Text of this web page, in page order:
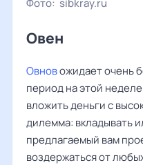
Фото: sibkray.ru
Овен ‌‌
Овновожидает очень
период на этой
вложить деньги с
дилемма: вкладывать
предлагаемый вам
воздержаться от